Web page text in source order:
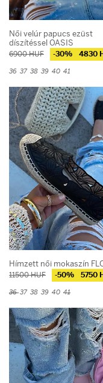
Női velúr papucs ezüst
díszítéssel OASIS
6900 HUF -30% 4830
36 37 38 39 40 41
Hímzett női mokaszín
11500 HUF -50% 5750
3637 38 39 40 41